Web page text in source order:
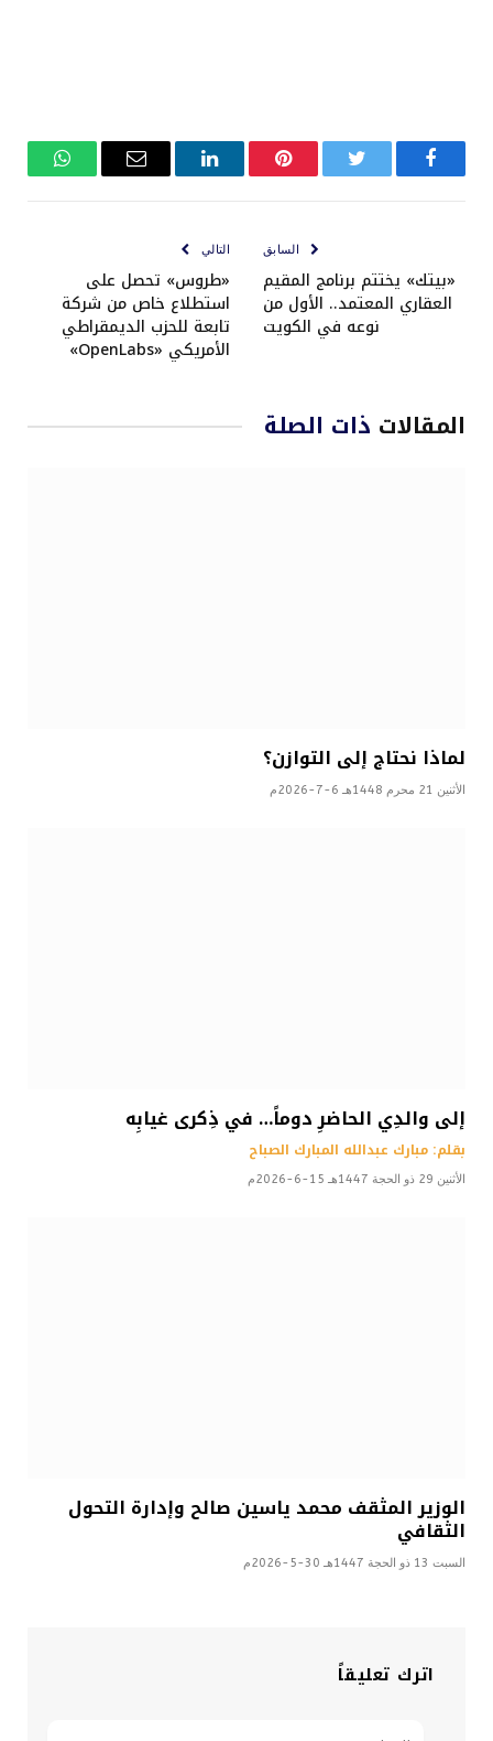
فيسبوك تويتر بينتيريستلينكدإن
البريد
واتساب
السابق
«بيتك» يختتم برنامج المقيم
العقاري المعتمد.. الأول من
نوعه في الكويت
التالي
«طروس» تحصل على
استطلاع خاص من شركة
تابعة للحزب الديمقراطي
الأمريكي «OpenLabs»
المقالات ذات الصلة
لماذا نحتاج إلى التوازن؟
الأثنين 21 محرم 1448هـ 6-7-2026م
إلى والدِي الحاضرِ دوماً… في ذِكرى غيابِه
بقلم: مبارك عبدالله المبارك الصباح
الأثنين 29 ذو الحجة 1447هـ 15-6-2026م
الوزير المثقف محمد ياسين صالح وإدارة التحول
الثقافي
السبت 13 ذو الحجة 1447هـ 30-5-2026م
اترك تعليقاً